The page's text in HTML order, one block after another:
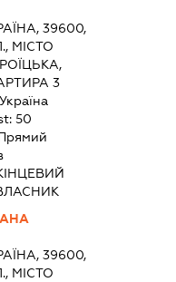
39600,
МІСТО
3
Україна
50
39600,
МІСТО